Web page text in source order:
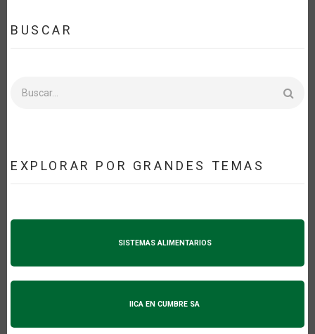
BUSCAR
EXPLORAR POR GRANDES TEMAS
SISTEMAS ALIMENTARIOS
IICA EN CUMBRE SA